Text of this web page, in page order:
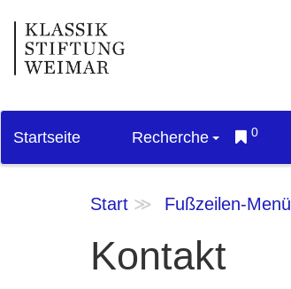
Startseite Recherche 0
Start Fußzeilen-Menü
Kontakt